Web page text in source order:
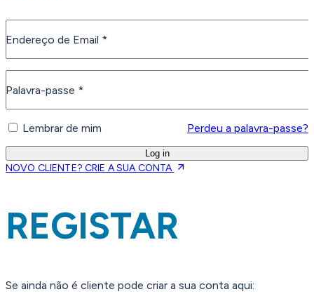
Endereço de Email *
Obrigatório
Palavra-passe *
Obrigatório
Lembrar de mim Perdeu a palavra-passe?
Log in
NOVO CLIENTE? CRIE A SUA CONTA
REGISTAR
Se ainda não é cliente pode criar a sua conta aqui: